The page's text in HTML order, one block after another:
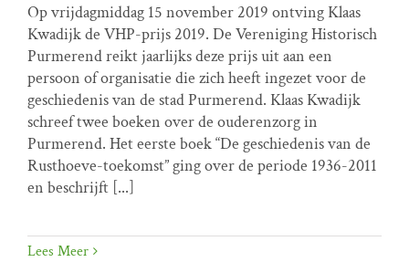
VHP prijs 2019 voor Klaas Kwadijk
VHP prijs
Op vrijdagmiddag 15 november 2019 ontving Klaas
Kwadijk de VHP-prijs 2019. De Vereniging Historisch
Purmerend reikt jaarlijks deze prijs uit aan een
persoon of organisatie die zich heeft ingezet voor de
geschiedenis van de stad Purmerend. Klaas Kwadijk
schreef twee boeken over de ouderenzorg in
Purmerend. Het eerste boek “De geschiedenis van de
Rusthoeve-toekomst” ging over de periode 1936-2011
en beschrijft [...]
Lees Meer